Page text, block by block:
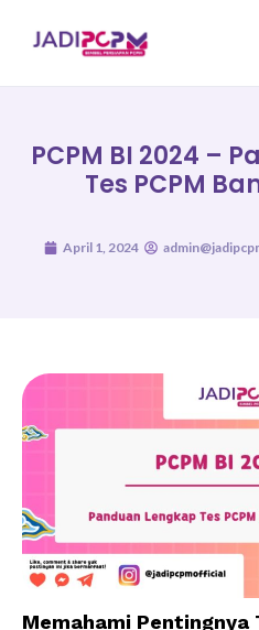
PCPM BI 2024 –
Tes PCPM
April 1, 2024
Memahami Pentingnya